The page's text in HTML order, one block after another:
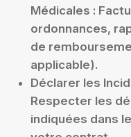
Médicales :
ordonnances,
de
applicable).
Déclarer les
Respecter les
indiquées dans